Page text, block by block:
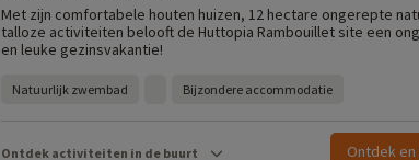
Met zijn comfortabele houten huizen, 12 hectare ongerepte
talloze activiteiten belooft de Huttopia Rambouillet site een
en leuke gezinsvakantie!
Natuurlijk zwembad Bijzondere accommodatie
Ontdek activiteiten in de buurt Ontdek